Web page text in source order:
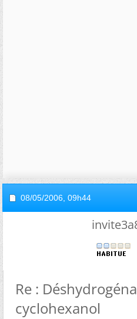
08/05/2006, 09h44
Re :
cyclohexanol